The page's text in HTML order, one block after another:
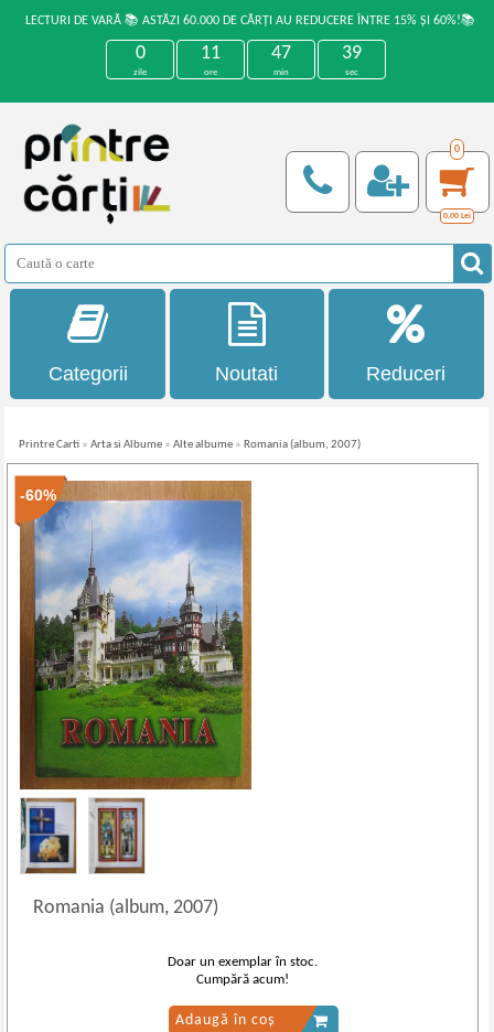
LECTURI DE VARĂ 📚 ASTĂZI 60.000 DE CĂRȚI AU REDUCERE ÎNTRE 15% ȘI 60%!📚
0
zile
11
ore
47
min
39
sec
0
0,00 Lei
Categorii Noutati Reduceri
Printre Carti »Arta si Albume »Alte albume » Romania (album, 2007)
-60%
Romania (album, 2007)
Doar un exemplar în stoc.
Cumpără acum!
Adaugă în coș